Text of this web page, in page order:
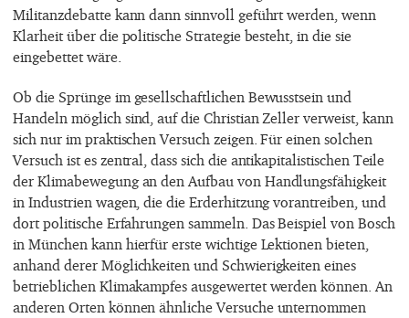
Militanzdebatte kann dann sinnvoll geführt werden, wenn
Klarheit über die politische Strategie besteht, in die sie
eingebettet wäre.
Ob die Sprünge im gesellschaftlichen Bewusstsein und
Handeln möglich sind, auf die Christian Zeller verweist, kann
sich nur im praktischen Versuch zeigen. Für einen solchen
Versuch ist es zentral, dass sich die antikapitalistischen Teile
der Klimabewegung an den Aufbau von Handlungsfähigkeit
in Industrien wagen, die die Erderhitzung vorantreiben, und
dort politische Erfahrungen sammeln. Das Beispiel von Bosch
in München kann hierfür erste wichtige Lektionen bieten,
anhand derer Möglichkeiten und Schwierigkeiten eines
betrieblichen Klimakampfes ausgewertet werden können. An
anderen Orten können ähnliche Versuche unternommen